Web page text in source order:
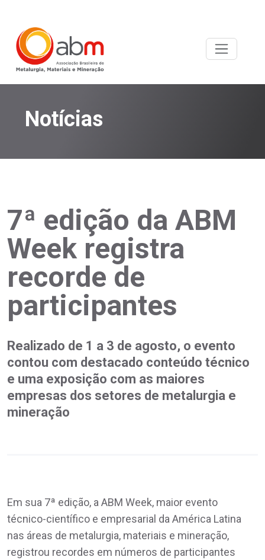
Notícias
7ª edição da ABM
Week registra
recorde de
participantes
Realizado de 1 a 3 de agosto, o evento
contou com destacado conteúdo técnico
e uma exposição com as maiores
empresas dos setores de metalurgia e
mineração
Em sua 7ª edição, a ABM Week, maior evento
técnico-científico e empresarial da América Latina
nas áreas de metalurgia, materiais e mineração,
registrou recordes em números de participantes